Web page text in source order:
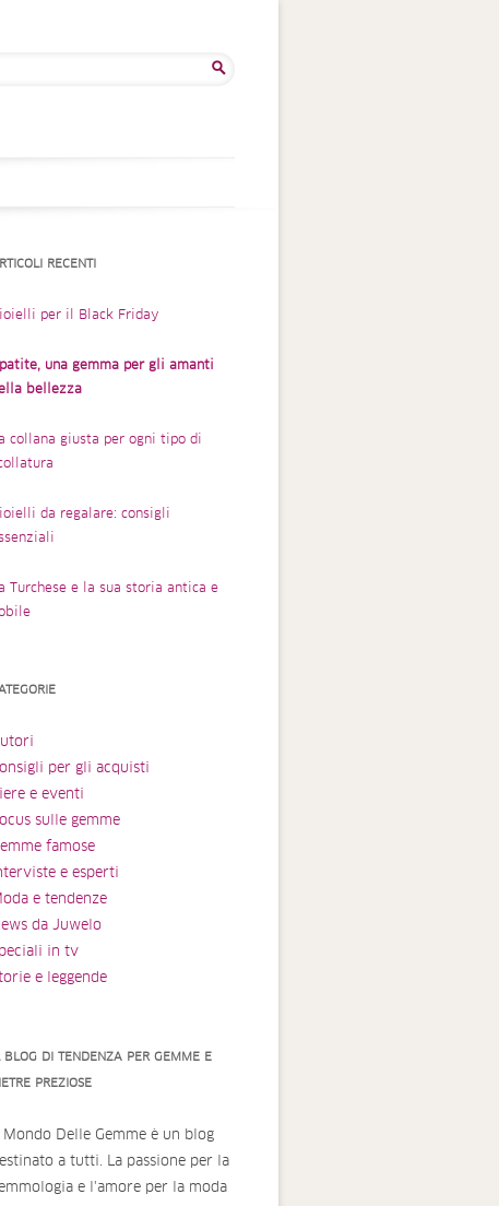
RECENTI
per il Black Friday
una gemma per gli amanti
bellezza
collana giusta per ogni tipo di
da regalare: consigli
Turchese e la sua storia antica e
per gli acquisti
e eventi
sulle gemme
famose
e esperti
e tendenze
da Juwelo
in tv
e leggende
BLOG DI TENDENZA PER GEMME E
PREZIOSE
Mondo Delle Gemme è un blog
a tutti. La passione per la
e l'amore per la moda